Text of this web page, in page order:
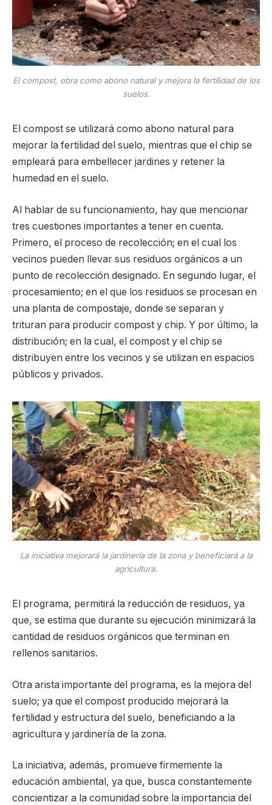
El compost, obra como abono natural y mejora la fertilidad de los
suelos.
El compost se utilizará como abono natural para
mejorar la fertilidad del suelo, mientras que el chip se
empleará para embellecer jardines y retener la
humedad en el suelo.
Al hablar de su funcionamiento, hay que mencionar
tres cuestiones importantes a tener en cuenta.
Primero, el proceso de recolección; en el cual los
vecinos pueden llevar sus residuos orgánicos a un
punto de recolección designado. En segundo lugar, el
procesamiento; en el que los residuos se procesan en
una planta de compostaje, donde se separan y
trituran para producir compost y chip. Y por último, la
distribución; en la cual, el compost y el chip se
distribuyen entre los vecinos y se utilizan en espacios
públicos y privados.
La iniciativa mejorará la jardinería de la zona y beneficiará a la
agricultura.
El programa, permitirá la reducción de residuos, ya
que, se estima que durante su ejecución minimizará la
cantidad de residuos orgánicos que terminan en
rellenos sanitarios.
Otra arista importante del programa, es la mejora del
suelo; ya que el compost producido mejorará la
fertilidad y estructura del suelo, beneficiando a la
agricultura y jardinería de la zona.
La iniciativa, además, promueve firmemente la
educación ambiental, ya que, busca constantemente
concientizar a la comunidad sobre la importancia del